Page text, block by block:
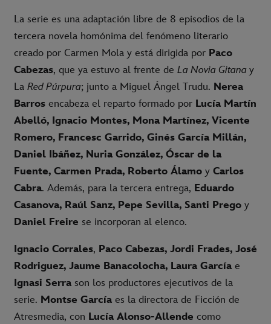
La serie es una adaptación libre de 8 episodios de la
tercera novela homónima del fenómeno literario
creado por Carmen Mola y está dirigida por Paco
Cabezas, que ya estuvo al frente de La Novia Gitana y
La Red Púrpura; junto a Miguel Ángel Trudu. Nerea
Barros encabeza el reparto formado por Lucía Martín
Abelló, Ignacio Montes, Mona Martínez, Vicente
Romero, Francesc Garrido, Ginés García Millán,
Daniel Ibáñez, Nuria González, Óscar de la
Fuente, Carmen Prada, Roberto Álamo y Carlos
Cabra. Además, para la tercera entrega, Eduardo
Casanova, Raúl Sanz, Pepe Sevilla, Santi Prego y
Daniel Freire se incorporan al elenco.
Ignacio Corrales, Paco Cabezas, Jordi Frades, José
Rodriguez, Jaume Banacolocha, Laura García e
Ignasi Serra son los productores ejecutivos de la
serie. Montse García es la directora de Ficción de
Atresmedia, con Lucía Alonso-Allende como